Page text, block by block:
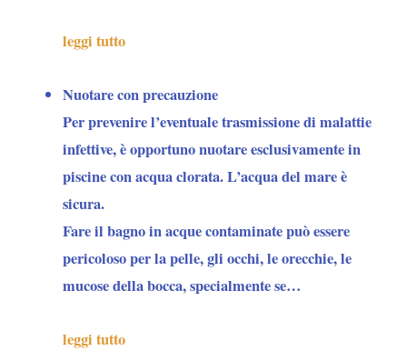
leggi tutto
Nuotare con precauzione
Perprevenire l’eventuale trasmissione di malattie
infettive, è opportuno nuotare esclusivamente in
piscine con acqua clorata. L’acqua del mare è
sicura.
Fare il bagno in acque contaminate può essere
pericoloso per la pelle, gli occhi, le orecchie, le
mucose della bocca, specialmente se…
leggi tutto